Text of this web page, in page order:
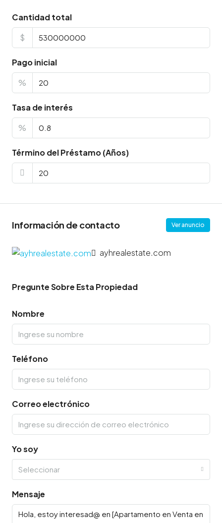
Cantidad total
$
Pago inicial
%
Tasa de interés
%
Término del Préstamo (Años)
Información de contacto Ver anuncio
ayhrealestate.com
Pregunte Sobre Esta Propiedad
Nombre
Teléfono
Correo electrónico
Yo soy
Seleccionar
Mensaje